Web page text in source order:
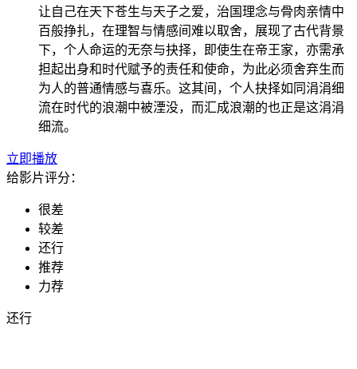
让自己在天下苍生与天子之爱，治国理念与骨肉亲情中
百般挣扎，在理智与情感间难以取舍，展现了古代背景
下，个人命运的无奈与抉择，即使生在帝王家，亦需承
担起出身和时代赋予的责任和使命，为此必须舍弃生而
为人的普通情感与喜乐。这其间，个人抉择如同涓涓细
流在时代的浪潮中被湮没，而汇成浪潮的也正是这涓涓
细流。
立即播放
给影片评分：
很差
较差
还行
推荐
力荐
还行